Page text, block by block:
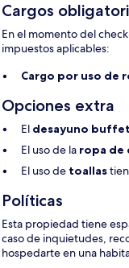
Cargos
En el momento del
impuestos aplicables:
Cargo por uso de
Opciones extra
El desayuno buffet
El uso de la ropa de
El uso de toallas
Políticas
Esta propiedad tiene
caso de inquietudes,
hospedarte en una